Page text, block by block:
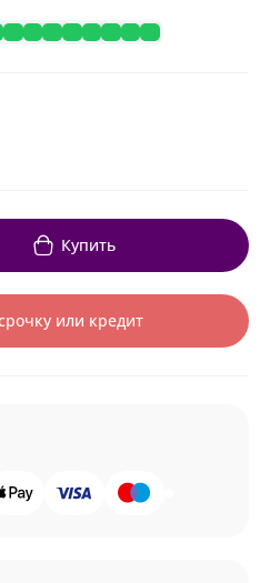
Купить
или кредит